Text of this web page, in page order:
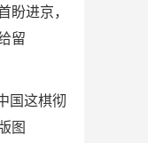
盼进京，
留
国这棋彻
图